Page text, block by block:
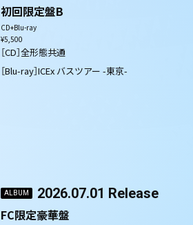
初回限定盤B
CD+Blu-ray
¥5,500
［CD］全形態共通
［Blu-ray］ICEx バスツアー -東京-
ALBUM
2026.07.01 Release
FC限定豪華盤